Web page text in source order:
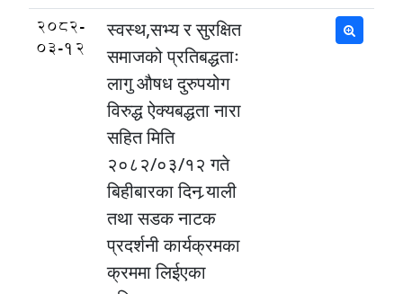
2082-
03-12
स्वस्थ,सभ्य र सुरक्षित
समाजको प्रतिबद्धताः
लागु औषध दुरुपयोग
विरुद्ध ऐक्यबद्धता नारा
सहित मिति
२०८२/०३/१२ गते
बिहीबारका दिन र्‍याली
तथा सडक नाटक
प्रदर्शनी कार्यक्रमका
क्रममा लिईएका